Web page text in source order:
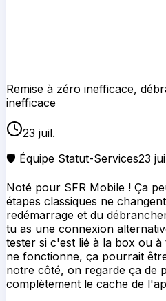
Remise à zéro inefficace,
inefficace
23 juil.
🛡️ Équipe Statut-Services23
Noté pour SFR Mobile ! Ça
étapes classiques ne
redémarrage et du
tu as une connexion
tester si c'est lié à la box ou
ne fonctionne, ça pourrait
notre côté, on regarde ça de
complètement le cache de